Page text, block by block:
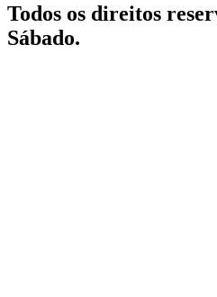
Todos os direitos
Sábado.